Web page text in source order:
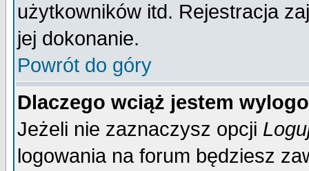
użytkowników itd. Rejestracja
jej dokonanie.
Powrót do góry
Dlaczego wciąż jestem
Jeżeli nie zaznaczysz opcji
logowania na forum będziesz